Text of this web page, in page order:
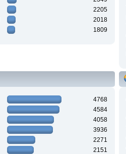
2205
2018
1809
4768
4584
4058
3936
2271
2151